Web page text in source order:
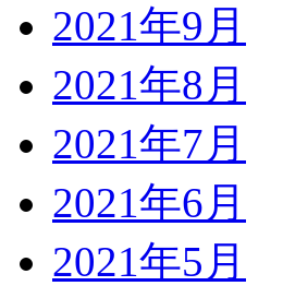
2021年9月
2021年8月
2021年7月
2021年6月
2021年5月